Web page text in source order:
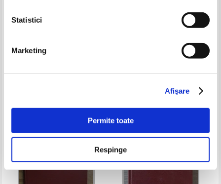
Statistici
Marketing
Afişare
Permite toate
Respinge
Matematica. Algebra,
geometrie. Clasa a VIII-a
Matematica distractiva. Clasele
Lei